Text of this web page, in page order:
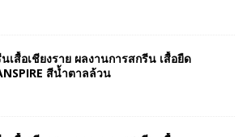
เสื้อเชียงราย ผลงานการสกรีน เสื้อยืด
สีน้ำตาลล้วน